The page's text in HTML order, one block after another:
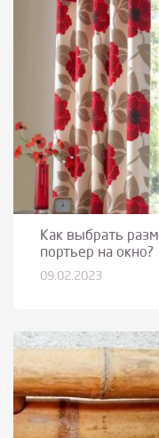
Как выбрать
портьер на окно?
09.02.2023